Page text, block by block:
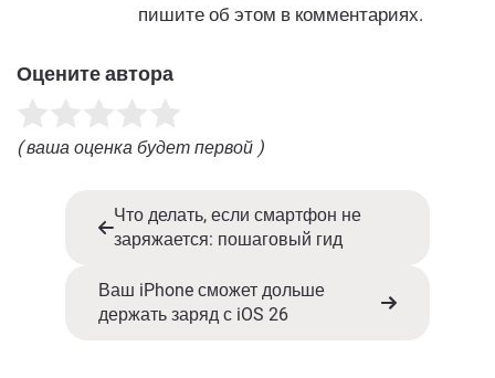
пишите об этом в комментариях.
Оцените автора
( ваша оценка будет первой )
Что делать, если смартфон не
заряжается: пошаговый гид
Ваш iPhone сможет дольше
держать заряд с iOS 26